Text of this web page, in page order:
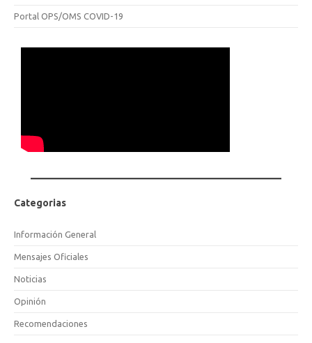
Portal OPS/OMS COVID-19
Categorias
Información General
Mensajes Oficiales
Noticias
Opinión
Recomendaciones